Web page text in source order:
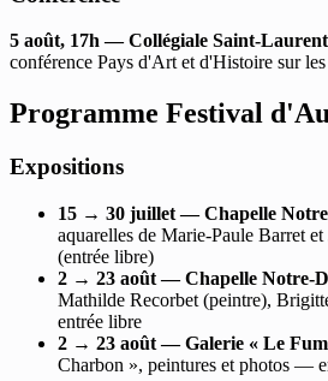
5 août, 17h — Collégiale Saint-Laurent
conférence Pays d'Art et d'Histoire sur
Programme Festival
Expositions
15 → 30 juillet — Chapelle
aquarelles de Marie-Paule Barret
(entrée libre)
2 → 23 août — Chapelle Notre-
Mathilde Recorbet (peintre),
entrée libre
2 → 23 août — Galerie « Le
Charbon », peintures et photos —